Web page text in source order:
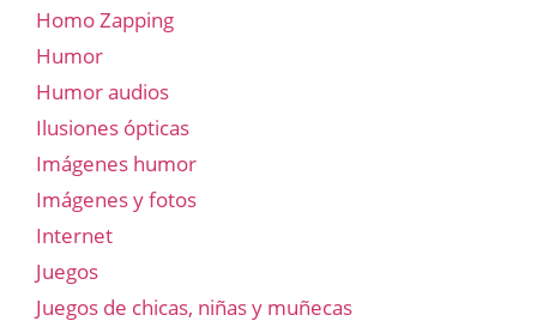
Homo Zapping
Humor
Humor audios
Ilusiones ópticas
Imágenes humor
Imágenes y fotos
Internet
Juegos
Juegos de chicas, niñas y muñecas